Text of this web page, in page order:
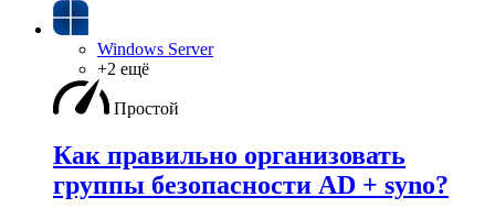
Windows Server
+2 ещё
Простой
Как правильно организовать
группы безопасности AD + syno?